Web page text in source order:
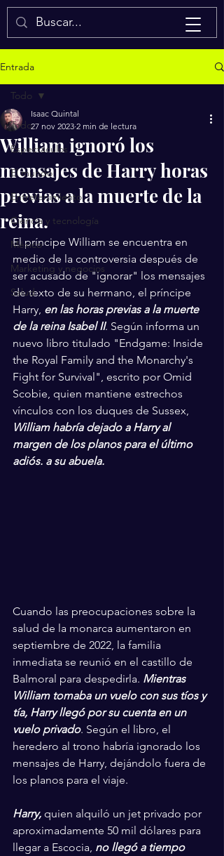
Isaac Quintal
Entrada
Todo
Espectáculos
El mundo
Entretenimiento
Ciencia y tecnología
México
Marketing y negocios
Salud
Todo
William ignoró los
mensajes de Harry horas
previas a la muerte de la
reina.
Isaac Quintal
27 nov 2023 2 min de lectura
El príncipe William se encuentra en
medio de la controversia después de
ser acusado de "ignorar" los mensajes
de texto de su hermano, el príncipe
Harry, en las horas previas a la muerte
de la reina Isabel II. Según informa un
nuevo libro titulado "Endgame: Inside
the Royal Family and the Monarchy's
Fight for Survival", escrito por Omid
Scobie, quien mantiene estrechos
vínculos con los duques de Sussex,
William habría dejado a Harry al
margen de los planos para el último
adiós. a su abuela.
Cuando las preocupaciones sobre la
salud de la monarca aumentaron en
septiembre de 2022, la familia
inmediata se reunió en el castillo de
Balmoral para despedirla. Mientras
William tomaba un vuelo con sus tíos y
tía, Harry llegó por su cuenta en un
vuelo privado. Según el libro, el
heredero al trono habría ignorado los
mensajes de Harry, dejándolo fuera de
los planos para el viaje.
Harry, quien alquiló un jet privado por
aproximadamente 50 mil dólares para
llegar a Escocia, no llegó a tiempo